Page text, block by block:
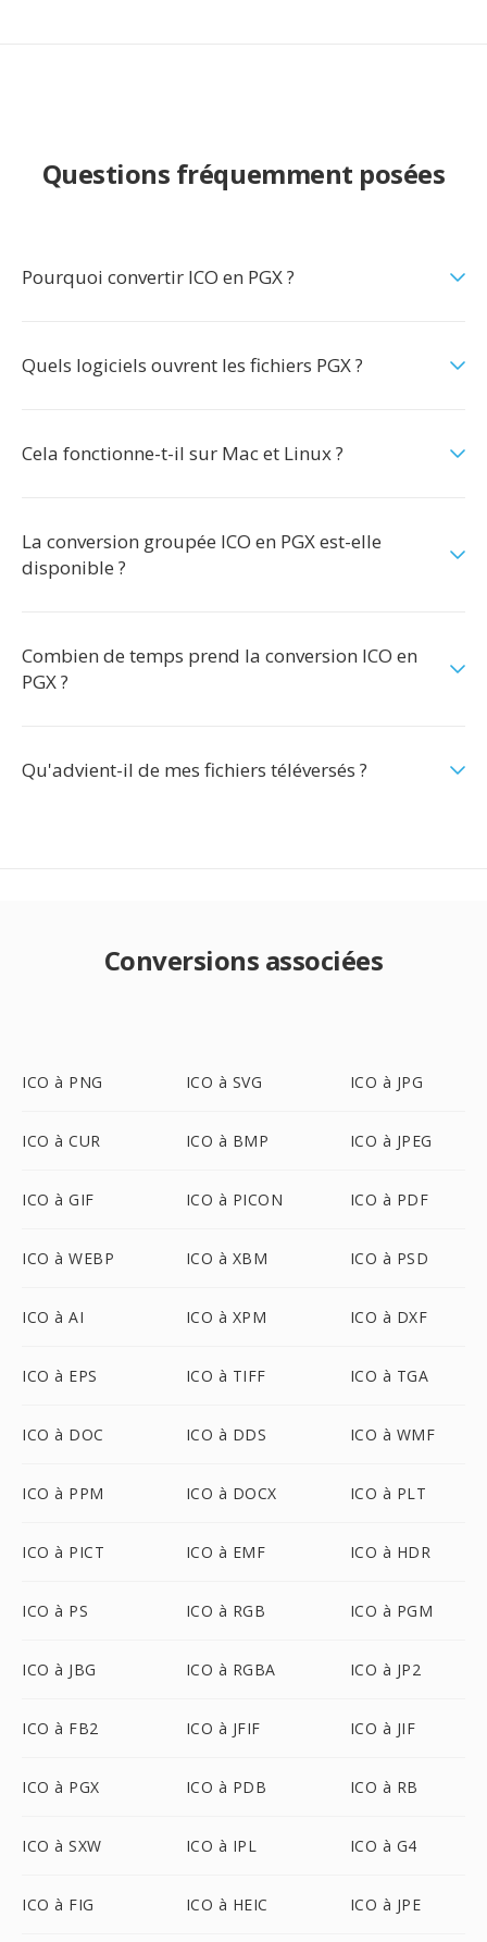
Questions fréquemment posées
Pourquoi convertir ICO en PGX ?
Quels logiciels ouvrent les fichiers PGX ?
Cela fonctionne-t-il sur Mac et Linux ?
La conversion groupée ICO en PGX est-elle
disponible ?
Combien de temps prend la conversion ICO en
PGX ?
Qu'advient-il de mes fichiers téléversés ?
Conversions associées
ICO à PNG ICO à SVG ICO à JPG
ICO à CUR ICO à BMP ICO à JPEG
ICO à GIF ICO à PICON ICO à PDF
ICO à WEBP ICO à XBM ICO à PSD
ICO à AI ICO à XPM ICO à DXF
ICO à EPS ICO à TIFF ICO à TGA
ICO à DOC ICO à DDS ICO à WMF
ICO à PPM ICO à DOCX ICO à PLT
ICO à PICT ICO à EMF ICO à HDR
ICO à PS ICO à RGB ICO à PGM
ICO à JBG ICO à RGBA ICO à JP2
ICO à FB2 ICO à JFIF ICO à JIF
ICO à PGX ICO à PDB ICO à RB
ICO à SXW ICO à IPL ICO à G4
ICO à FIG ICO à HEIC ICO à JPE